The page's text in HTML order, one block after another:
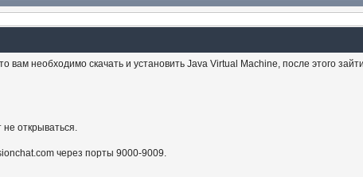
вам необходимо скачать и установить Java Virtual Machine, после этого
открываться.
через порты 9000-9009.